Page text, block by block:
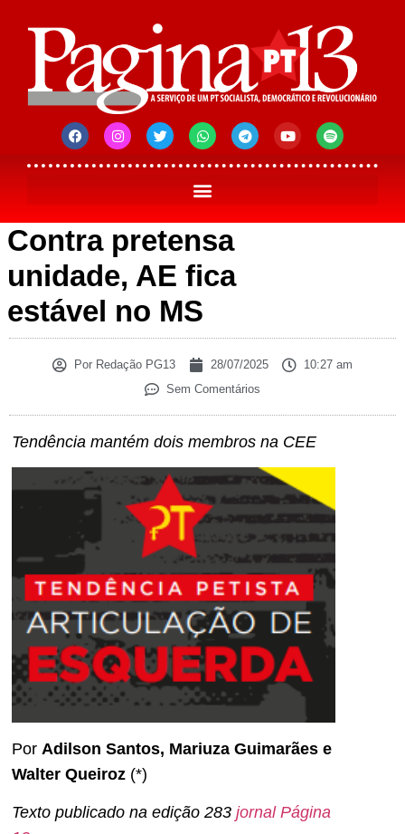
Contra pretensa
unidade, AE fica
estável no MS
Por Redação PG13 28/07/2025
10:27 am
Sem Comentários
Tendência mantém dois membros na CEE
Por Adilson Santos, Mariuza Guimarães e
Walter Queiroz (*)
Texto publicado na edição 283 jornal Página